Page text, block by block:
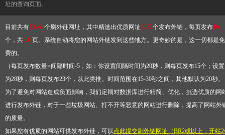
址的查询页面。
目前共有13264个刷外链网址，其中精选出优质网址3332个发布外链，每页发布10
个，共334页。系统自动将您的网站外链发到这些地方。更奇妙的是，这一切都是免
费的。
（每页发布数量=间隔时间-5，如：你设置间隔时间为20秒，则每页发布15个；设置
为28秒，则每页发布23个，以此类推。时间范围在15-30秒之间，其他默认为20秒
为了避免对网站造成负面影响，我们定期对数据库进行精简、优化，挑选优质的网
进行发布外链，对于一些垃圾网站、打不开等恶意的网站进行删除，提高了网站外
的质量。
如果您有优质的网站可供发布外链，可以点此提交刷外链网址（BR2或以上，开站